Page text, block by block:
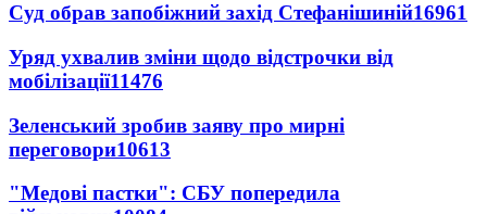
Суд обрав запобіжний захід Стефанішиній16961
Уряд ухвалив зміни щодо відстрочки від
мобілізації11476
Зеленський зробив заяву про мирні
переговори10613
"Медові пастки": СБУ попередила